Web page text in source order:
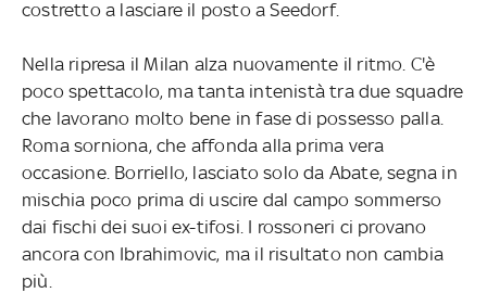
costretto a lasciare il posto a Seedorf.
Nella ripresa il Milan alza nuovamente il ritmo. C'è
poco spettacolo, ma tanta intenistà tra due squadre
che lavorano molto bene in fase di possesso palla.
Roma sorniona, che affonda alla prima vera
occasione. Borriello, lasciato solo da Abate, segna in
mischia poco prima di uscire dal campo sommerso
dai fischi dei suoi ex-tifosi. I rossoneri ci provano
ancora con Ibrahimovic, ma il risultato non cambia
più.